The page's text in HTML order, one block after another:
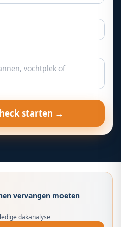
starten →
vervangen moeten
dakanalyse